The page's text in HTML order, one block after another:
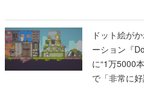
ドット絵が
ーション『
に“1万5000
で「非常に